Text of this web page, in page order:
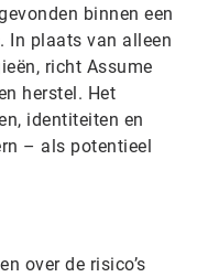
binnen een
In plaats van alleen
richt Assume
herstel. Het
identiteiten en
– als potentieel
over de risico’s